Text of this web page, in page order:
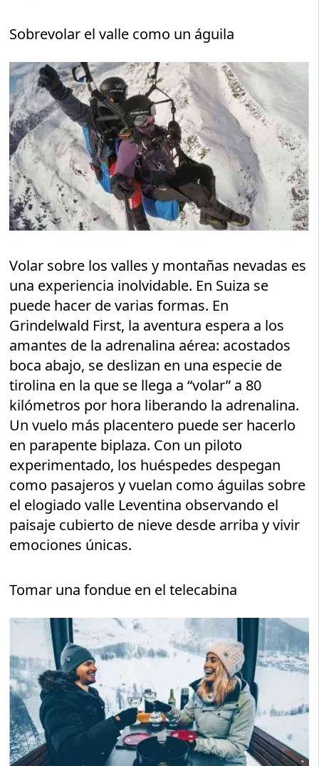
Sobrevolar el valle como un águila
Volar sobre los valles y montañas nevadas es
una experiencia inolvidable. En Suiza se
puede hacer de varias formas. En
Grindelwald First, la aventura espera a los
amantes de la adrenalina aérea: acostados
boca abajo, se deslizan en una especie de
tirolina en la que se llega a “volar” a 80
kilómetros por hora liberando la adrenalina.
Un vuelo más placentero puede ser hacerlo
en parapente biplaza. Con un piloto
experimentado, los huéspedes despegan
como pasajeros y vuelan como águilas sobre
el elogiado valle Leventina observando el
paisaje cubierto de nieve desde arriba y vivir
emociones únicas.
Tomar una fondue en el telecabina